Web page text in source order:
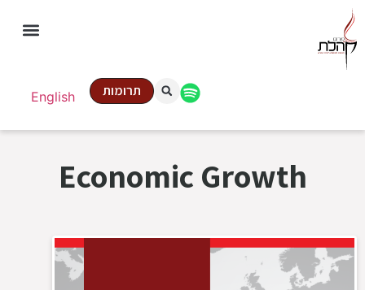
English תרומות
Economic Growth